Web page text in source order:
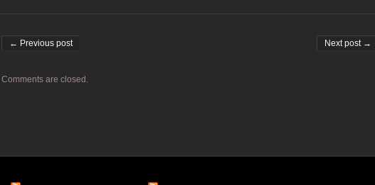
Post navigation
← Previous post Next post →
Comments are closed.